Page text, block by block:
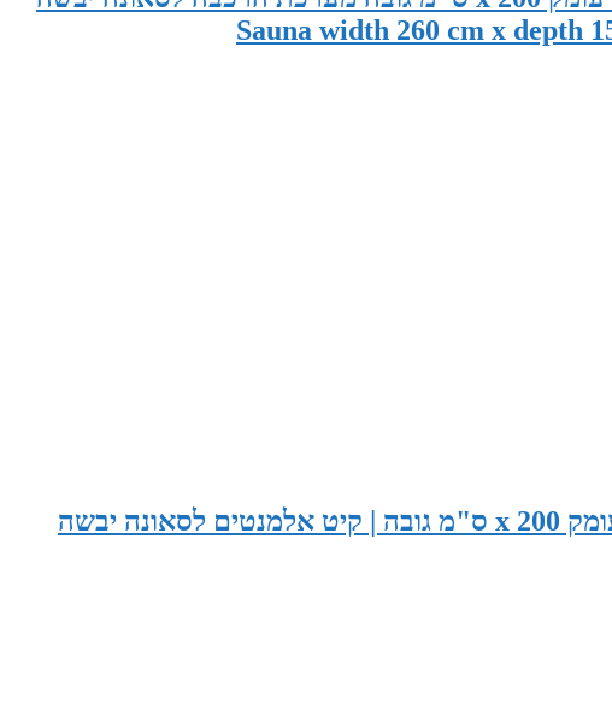
סאונה בגודל 265 ס"מ רוחב x 155 ס"מ עומק x 200 ס"מ גובה | קיט אלמנטים לסאונה יבשה